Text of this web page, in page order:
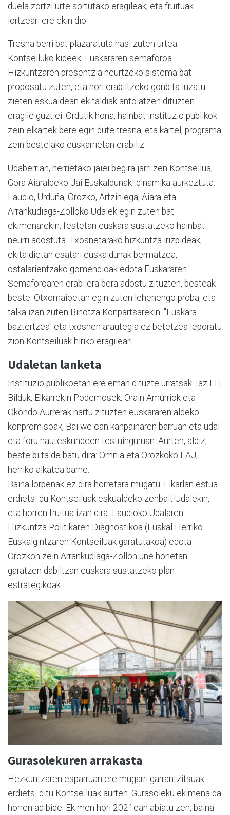
duela zortzi urte sortutako eragileak, eta fruituak
lortzeari ere ekin dio.
Tresna berri bat plazaratuta hasi zuten urtea
Kontseiluko kideek: Euskararen semaforoa.
Hizkuntzaren presentzia neurtzeko sistema bat
proposatu zuten, eta hori erabiltzeko gonbita luzatu
zieten eskualdean ekitaldiak antolatzen dituzten
eragile guztiei. Ordutik hona, hainbat instituzio publikok
zein elkartek bere egin dute tresna, eta kartel, programa
zein bestelako euskarrietan erabiliz.
Udaberrian, herrietako jaiei begira jarri zen Kontseilua,
Gora Aiaraldeko Jai Euskaldunak! dinamika aurkeztuta.
Laudio, Urduña, Orozko, Artziniega, Aiara eta
Arrankudiaga-Zolloko Udalek egin zuten bat
ekimenarekin, festetan euskara sustatzeko hainbat
neurri adostuta. Txosnetarako hizkuntza irizpideak,
ekitaldietan esatari euskaldunak bermatzea,
ostalarientzako gomendioak edota Euskararen
Semaforoaren erabilera bera adostu zituzten, besteak
beste. Otxomaioetan egin zuten lehenengo proba, eta
talka izan zuten Bihotza Konpartsarekin. "Euskara
baztertzea" eta txosnen arautegia ez betetzea leporatu
zion Kontseiluak hiriko eragileari.
Udaletan lanketa
Instituzio publikoetan ere eman dituzte urratsak. Iaz EH
Bilduk, Elkarrekin Podemosek, Orain Amurriok eta
Okondo Aurrerak hartu zituzten euskararen aldeko
konpromisoak, Bai we can kanpainaren barruan eta udal
eta foru hauteskundeen testuinguruan. Aurten, aldiz,
beste bi talde batu dira: Omnia eta Orozkoko EAJ,
herriko alkatea barne.
Baina lorpenak ez dira horretara mugatu. Elkarlan estua
erdietsi du Kontseiluak eskualdeko zenbait Udalekin,
eta horren fruitua izan dira Laudioko Udalaren
Hizkuntza Politikaren Diagnostikoa (Euskal Herriko
Euskalgintzaren Kontseiluak garatutakoa) edota
Orozkon zein Arrankudiaga-Zollon une honetan
garatzen dabiltzan euskara sustatzeko plan
estrategikoak.
Gurasolekuren arrakasta
Hezkuntzaren esparruan ere mugarri garrantzitsuak
erdietsi ditu Kontseiluak aurten. Gurasoleku ekimena da
horren adibide. Ekimen hori 2021ean abiatu zen, baina